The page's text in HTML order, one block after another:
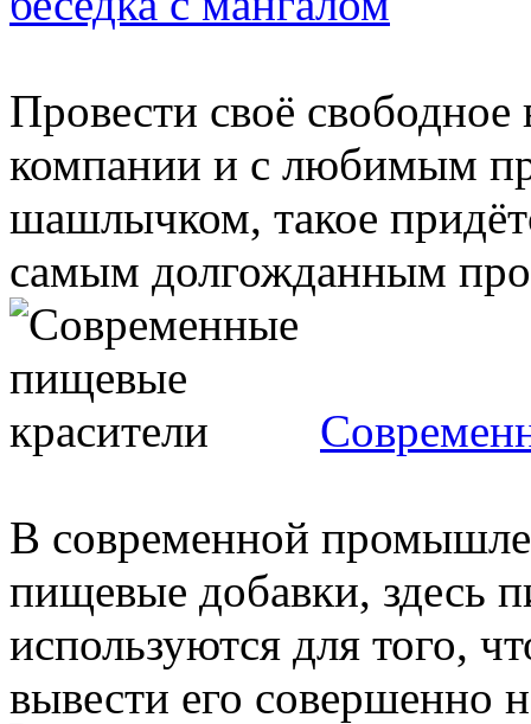
Провести своё
компании и с любимым
шашлычком, такое
самым долгожданным
В современной
пищевые добавки, здесь
используются для того,
вывести его совершенно